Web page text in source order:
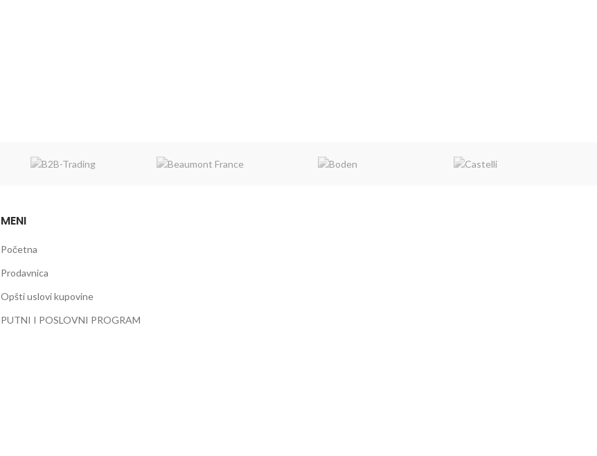
MENI
Početna
Prodavnica
Opšti uslovi kupovine
PUTNI I POSLOVNI PROGRAM